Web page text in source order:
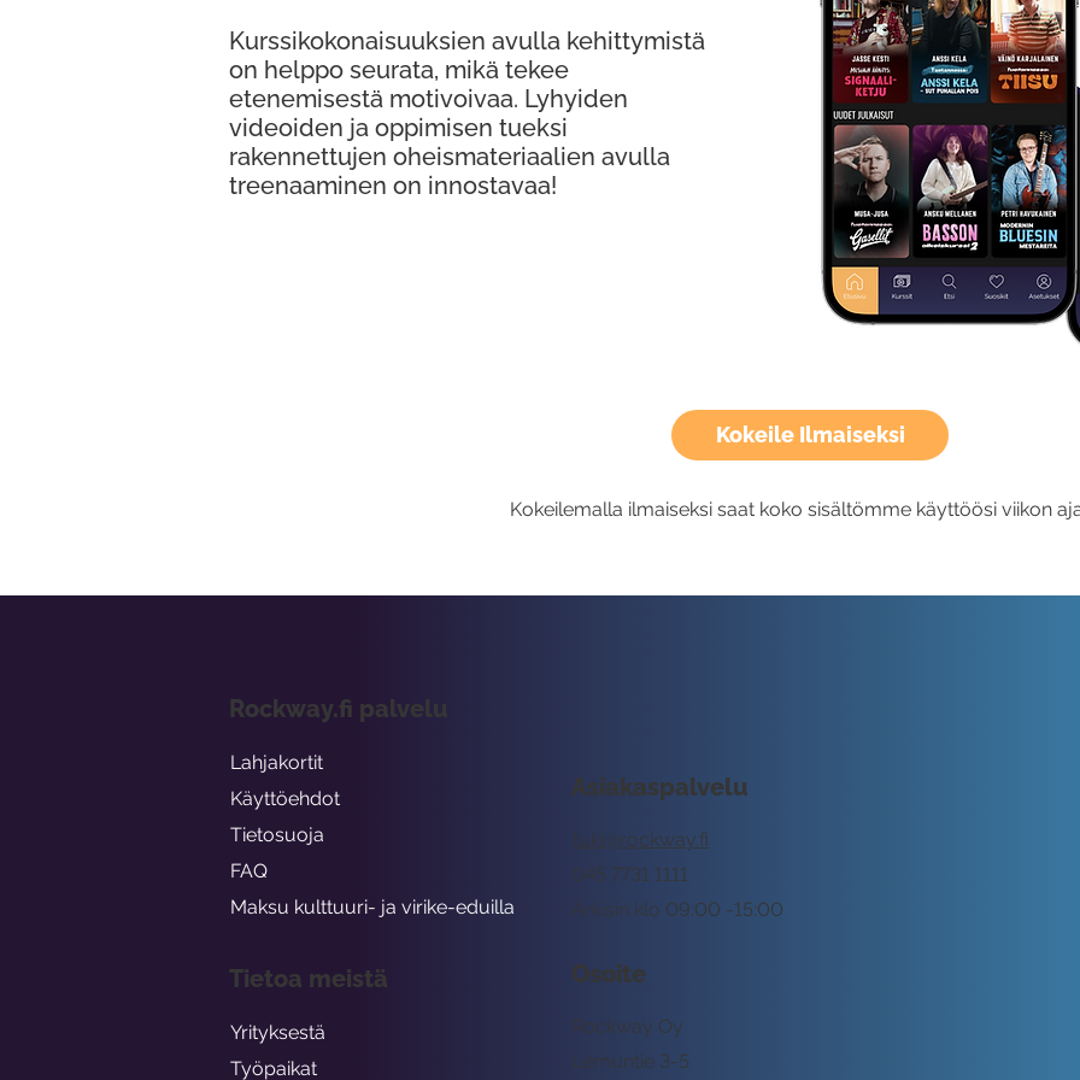
Kokeile Ilmaiseksi
Kokeilemalla ilmaiseksi saat koko sisältömme käyttöösi viikon
Kurssikokonaisuuksien avulla kehittymistä
on helppo seurata, mikä tekee
etenemisestä motivoivaa. Lyhyiden
videoiden ja oppimisen tueksi
rakennettujen oheismateriaalien avulla
treenaaminen on innostavaa!
Asiakaspalvelu
tuki@rockway.fi
Arkisin klo 09:00 -15:00
045 7731 1111
Osoite
Rockway Oy
Lemuntie 3-5
Rockway.fi palvelu
Lahjakortit
Käyttöehdot
Tietosuoja
FAQ
Maksu kulttuuri- ja virike-eduilla
Tietoa meistä
Yrityksestä
Työpaikat